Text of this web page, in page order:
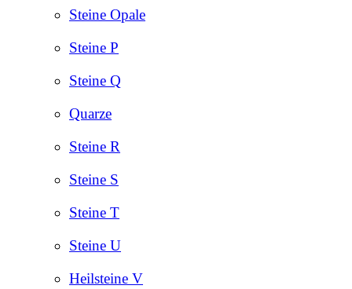
Steine Opale
Steine P
Steine Q
Quarze
Steine R
Steine S
Steine T
Steine U
Heilsteine V